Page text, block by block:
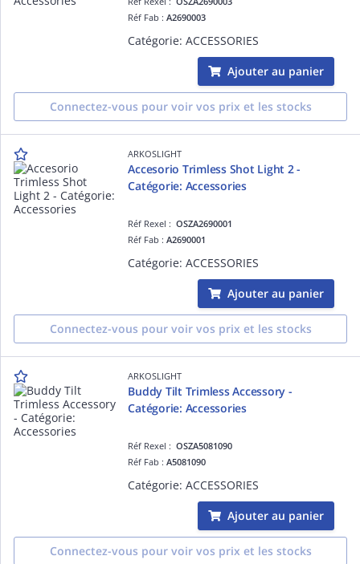
Réf Fab :A2690003
Catégorie: ACCESSORIES
Ajouter au panier
Connectez-vous pour voir vos prix et les stocks
ARKOSLIGHT
Accesorio Trimless Shot Light 2 -
Catégorie: Accessories
Réf Rexel :OSZA2690001
Réf Fab :A2690001
Catégorie: ACCESSORIES
Ajouter au panier
Connectez-vous pour voir vos prix et les stocks
ARKOSLIGHT
Buddy Tilt Trimless Accessory -
Catégorie: Accessories
Réf Rexel :OSZA5081090
Réf Fab :A5081090
Catégorie: ACCESSORIES
Ajouter au panier
Connectez-vous pour voir vos prix et les stocks